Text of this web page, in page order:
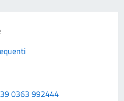
0363 992444